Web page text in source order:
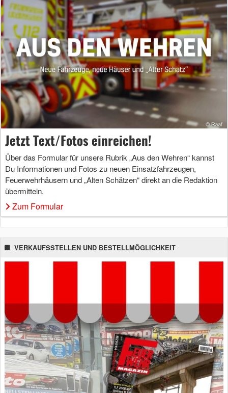
Jetzt Text/Fotos einreichen!
Über das Formular für unsere Rubrik „Aus den Wehren“ kannst
Du Informationen und Fotos zu neuen Einsatzfahrzeugen,
Feuerwehrhäusern und „Alten Schätzen“ direkt an die Redaktion
übermitteln.
Zum Formular
VERKAUFSSTELLEN UND BESTELLMÖGLICHKEIT